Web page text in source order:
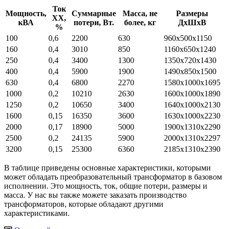
Мощность,
кВА
Ток
ХХ,
%
Суммарные
потери, Вт.
Масса, не
более, кг
Размеры
ДхШхВ
100
0,6 2200 630
960х500х1150
160
0,4 3010 850
1160х650х1240
250
0,4 3400 1300
1350х720х1430
400
0,4 5900 1900
1490х850х1500
630
0,4 6800 2270
1580х1000х1695
1000
0,2 10210 2630
1600х1000х1890
1250
0,2 10650 3400
1640х1000х2130
1600
0,15 16350 3600
1630х1000х2230
2000
0,17 18900 5000
1900х1310х2290
2500
0,2 24135 5900
2000х1310х2297
3200
0,15 25300 6360 2185х1310х2390
В таблице приведены основные характеристики, которыми
может обладать преобразовательный трансформатор в базовом
исполнении. Это мощность, ток, общие потери, размеры и
масса. У нас вы также можете заказать производство
трансформаторов, которые обладают другими
характеристиками.